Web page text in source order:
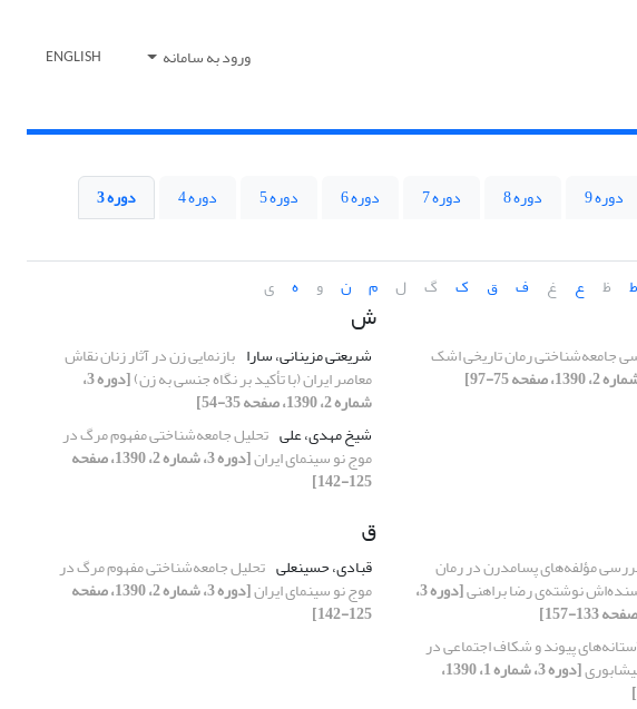
ورود به سامانه ENGLISH
دوره 9 دوره 8 دوره 7 دوره 6 دوره 5 دوره 4
دوره 3
ط ظ ع غ ف ق ک گ ل م ن و ه ی
جامعه‌شناختی رمان تاریخی اشک
ش
شریعتی مزینانی، سارا بازنمایی زن در آثار زنان نقاش
معاصر ایران (با تأکید بر نگاه جنسی به زن) [دوره 3،
شماره 2، 1390، صفحه 35-54]
شیخ مهدی، علی تحلیل جامعه‌شناختی مفهوم مرگ در
موج نو سینمای ایران [دوره 3، شماره 2، 1390، صفحه
125-142]
مؤلفه‌های پسامدرن در رمان
نوشته‌ی رضا براهنی [دوره 3،
پیوند و شکاف اجتماعی در
[دوره 3، شماره 1، 1390،
ق
قبادی، حسینعلی تحلیل جامعه‌شناختی مفهوم مرگ در
موج نو سینمای ایران [دوره 3، شماره 2، 1390، صفحه
125-142]